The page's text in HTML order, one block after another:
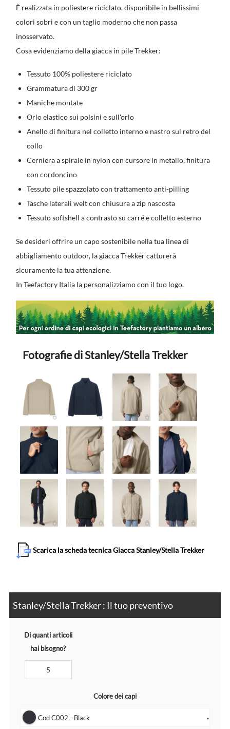
È realizzata in poliestere riciclato, disponibile in bellissimi
colori sobri e con un taglio moderno che non passa
inosservato.
Cosa evidenziamo della giacca in pile Trekker:
Tessuto 100% poliestere riciclato
Grammatura di 300 gr
Maniche montate
Orlo elastico sui polsini e sull'orlo
Anello di finitura nel colletto interno e nastro sul retro del
collo
Cerniera a spirale in nylon con cursore in metallo, finitura
con cordoncino
Tessuto pile spazzolato con trattamento anti-pilling
Tasche laterali welt con chiusura a zip nascosta
Tessuto softshell a contrasto su carré e colletto esterno
Se desideri offrire un capo sostenibile nella tua linea di
abbigliamento outdoor, la giacca Trekker catturerà
sicuramente la tua attenzione.
In Teefactory Italia la personalizziamo con il tuo logo.
Fotografie di Stanley/Stella Trekker
Scarica la scheda tecnica Giacca Stanley/Stella Trekker
Stanley/Stella Trekker : Il tuo preventivo
Di quanti articoli
hai bisogno?
Colore dei capi
Cod C002 - Black ▼